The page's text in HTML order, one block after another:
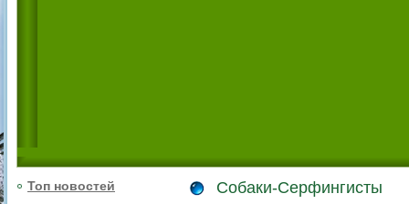
Топ новостей Собаки-Серфингисты